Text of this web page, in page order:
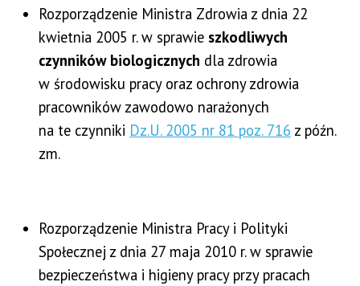
Rozporządzenie Ministra Zdrowia z dnia 22
kwietnia 2005 r. w sprawie szkodliwych
czynników biologicznych dla zdrowia
w środowisku pracy oraz ochrony zdrowia
pracowników zawodowo narażonych
na te czynniki Dz.U. 2005 nr 81 poz. 716 z późn.
zm.
Rozporządzenie Ministra Pracy i Polityki
Społecznej z dnia 27 maja 2010 r. w sprawie
bezpieczeństwa i higieny pracy przy pracach